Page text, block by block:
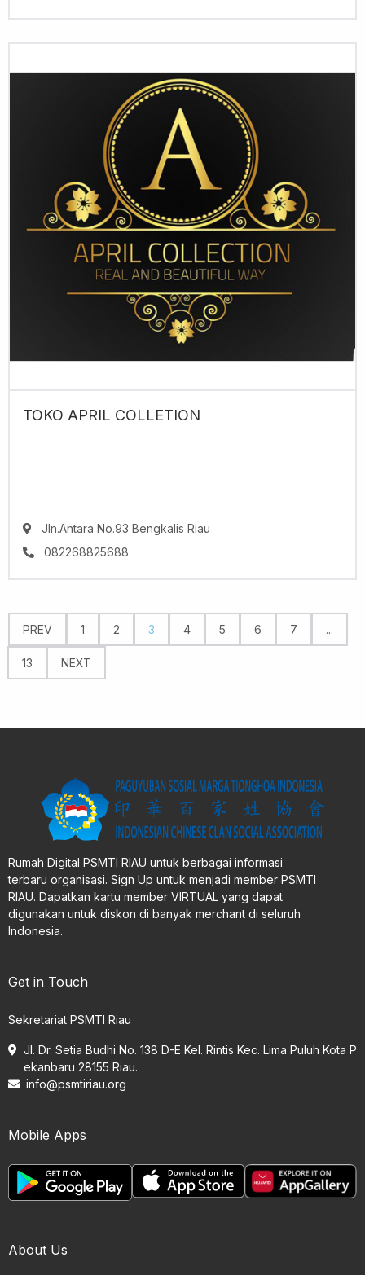
TOKO APRIL COLLETION
Jln.Antara No.93 Bengkalis Riau
082268825688
PREV 1 2 3 4 5 6 7 ...
13 NEXT
Rumah Digital PSMTI RIAU untuk berbagai informasi
terbaru organisasi. Sign Up untuk menjadi member PSMTI
RIAU. Dapatkan kartu member VIRTUAL yang dapat
digunakan untuk diskon di banyak merchant di seluruh
Indonesia.
Get in Touch
Sekretariat PSMTI Riau
Jl. Dr. Setia Budhi No. 138 D-E Kel. Rintis Kec. Lima Puluh Kota P
ekanbaru 28155 Riau.
info@psmtiriau.org
Mobile Apps
About Us